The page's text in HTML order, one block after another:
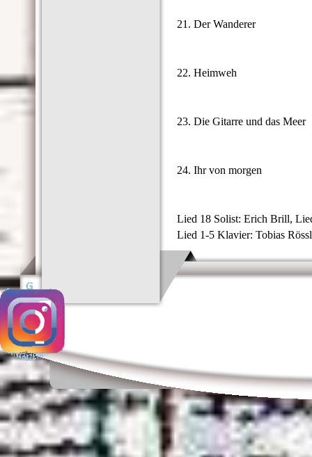
21. Der Wanderer
22. Heimweh
23. Die Gitarre und das Meer
24. Ihr von morgen
Lied 18 Solist: Erich Brill,
Lied 1-5 Klavier: Tobias
Zurück zum Seiteninhalt